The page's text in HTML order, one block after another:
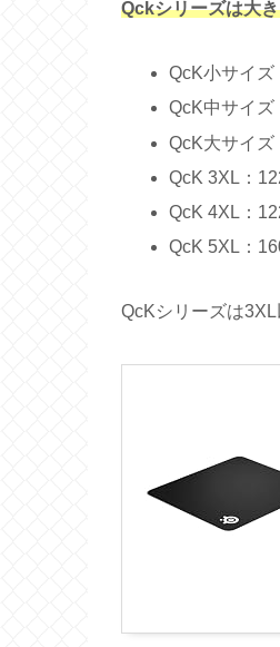
Qckシリーズは大
QcK小サイズ
QcK中サイズ
QcK大サイズ
QcK 3XL：
QcK 4XL：
QcK 5XL：
QcKシリーズは